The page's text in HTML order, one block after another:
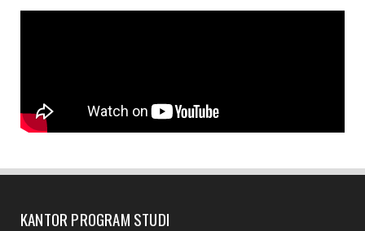
KANTOR PROGRAM STUDI